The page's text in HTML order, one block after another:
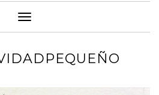
Cambiar modo de navegación